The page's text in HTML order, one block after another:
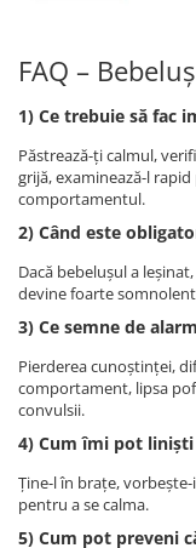
FAQ –
1) Ce trebuie să fac
Păstrează-ți calmul,
grijă, examinează-l
comportamentul.
2) Când este
Dacă bebelușul a
devine foarte
3) Ce semne de
Pierderea cunoștinței,
comportament, lipsa
convulsii.
4) Cum îmi pot
Ține-l în brațe,
pentru a se calma.
5) Cum pot preveni